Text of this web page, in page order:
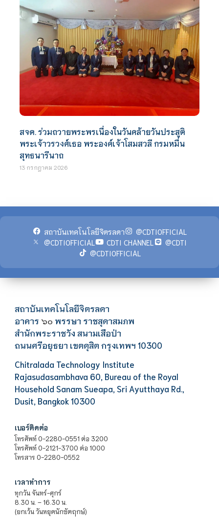
สจด. ร่วมถวายพระพรเนื่องในวันคล้ายวันประสูติ
พระเจ้าวรวงศ์เธอ พระองค์เจ้าโสมสวลี กรมหมื่น
สุทธนารีนาถ
13 กรกฎาคม 2026
สถาบันเทคโนโลยีจิตรลดา
@CDTIOFFICIAL
@CDTIOFFICIAL
CDTI CHANNEL
@CDTI
@CDTIOFFICIAL
สถาบันเทคโนโลยีจิตรลดา
อาคาร ๖๐ พรรษา ราชสุดาสมภพ
สำนักพระราชวัง สนามเสือป่า
ถนนศรีอยุธยา เขตดุสิต กรุงเทพฯ 10300
Chitralada Technology Institute
Rajasudasambhava 60, Bureau of the Royal
Household Sanam Sueapa, Sri Ayutthaya Rd.,
Dusit, Bangkok 10300
เบอร์ติดต่อ
โทรศัพท์ 0-2280-0551 ต่อ 3200
โทรศัพท์ 0-2121-3700 ต่อ 1000
โทรสาร 0-2280-0552
เวลาทำการ
ทุกวัน จันทร์-ศุกร์
8.30 น. – 16.30 น.
(ยกเว้น วันหยุดนักขัตฤกษ์)